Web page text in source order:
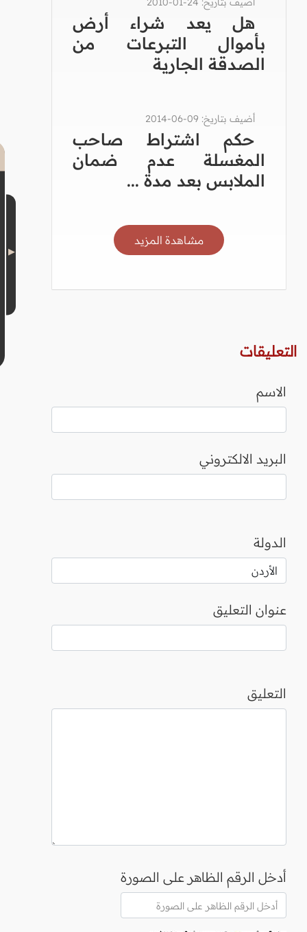
هل يعد شراء أرض
بأموال التبرعات من
الصدقة الجارية
أضيف بتاريخ: 09-06-2014
حكم اشتراط صاحب
المغسلة عدم ضمان
الملابس بعد مدة ...
مشاهدة المزيد
التعليقات
الاسم
البريد الالكتروني
الدولة
عنوان التعليق
التعليق
أدخل الرقم الظاهر على الصورة